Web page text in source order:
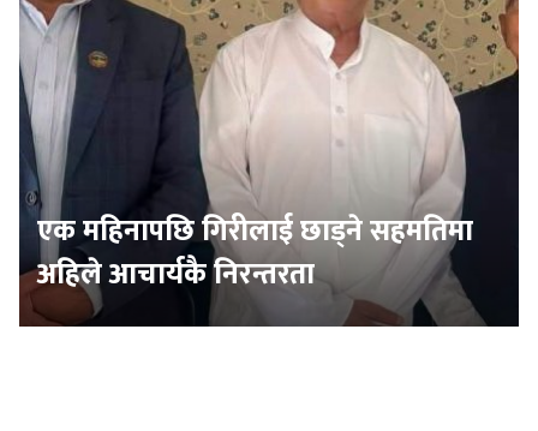
एक महिनापछि गिरीलाई छाड्ने सहमतिमा
अहिले आचार्यकै निरन्तरता